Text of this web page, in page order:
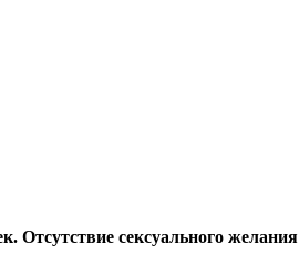
Отсутствие сексуального желания